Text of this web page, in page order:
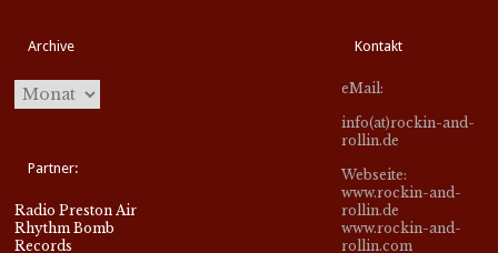
Archive
Partner:
Radio Preston Air
Rhythm Bomb
Records
Kontakt
eMail:
info(at)rockin-and-
rollin.de
Webseite:
www.rockin-and-
rollin.de
www.rockin-and-
rollin.com